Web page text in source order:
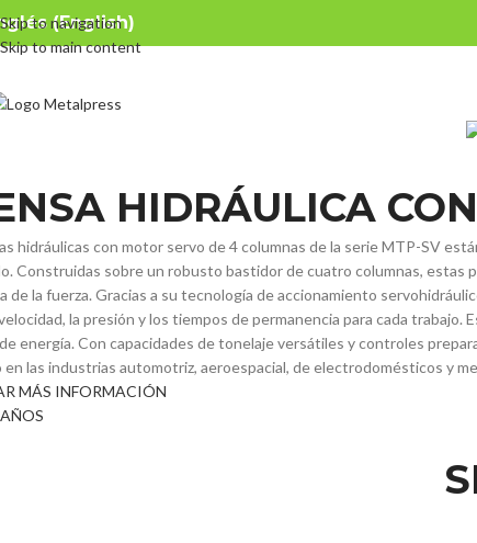
Skip to navigation
Skip to main content
(English)
hidráulica
HIDRÁULICA
hidráulicas con motor servo de 4 columnas de la serie MTP-SV
Construidas sobre un robusto bastidor de cuatro columnas,
de la fuerza. Gracias a su tecnología de accionamiento
la presión y los tiempos de permanencia para cada
energía. Con capacidades de tonelaje versátiles y controles
en las industrias automotriz, aeroespacial, de electrodomésticos y
MÁS INFORMACIÓN